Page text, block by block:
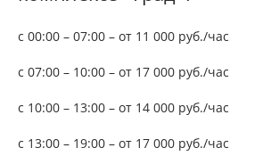
с 00:00 – 07:00 – от 11 000 руб./час
с 07:00 – 10:00 – от 17 000 руб./час
с 10:00 – 13:00 – от 14 000 руб./час
с 13:00 – 19:00 – от 17 000 руб./час